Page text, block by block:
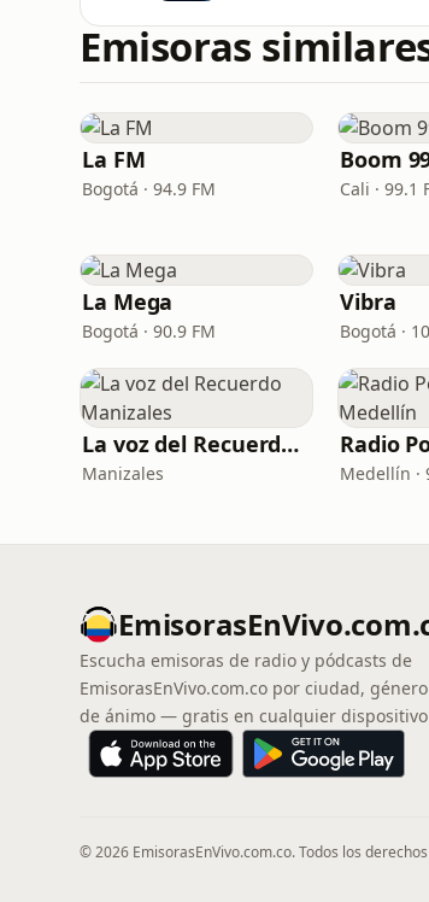
Emisoras
La FM
Bogotá · 94.9 FM
Boom
Cali · 99.1
La Mega
Bogotá · 90.9 FM
Vibra
Bogotá ·
La voz del Recuerdo Manizales
Manizales Medellín ·
Escucha emisoras de radio y pódcasts de
EmisorasEnVivo.com.co por ciudad,
de ánimo — gratis en cualquier
© 2026 EmisorasEnVivo.com.co. Todos los